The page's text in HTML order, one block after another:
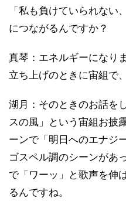
「私も負けていられない
につながるんですか？
真琴：エネルギーになり
立ち上げのときに宙組で
湖月：そのときのお話を
スの風」という宙組お披
ーンで「明日へのエナジ
ゴスペル調のシーンがあ
で「ワーッ」と歌声を伸
るんですね。